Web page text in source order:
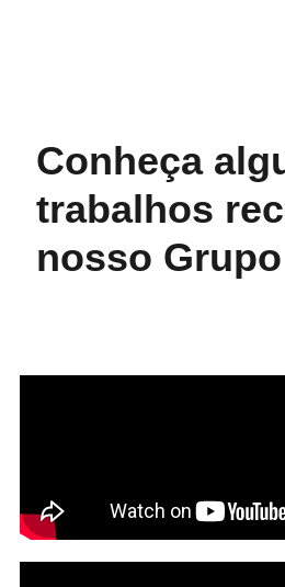
Conheça
trabalhos
nosso Grupo